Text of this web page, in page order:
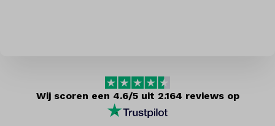
Wij scoren een 4.6/5 uit 2.164 reviews op